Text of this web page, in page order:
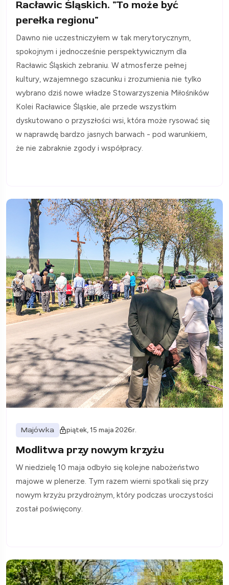
Racławic Śląskich. "To może być
perełka regionu"
Dawno nie uczestniczyłem w tak merytorycznym,
spokojnym i jednocześnie perspektywicznym dla
Racławic Śląskich zebraniu. W atmosferze pełnej
kultury, wzajemnego szacunku i zrozumienia nie tylko
wybrano dziś nowe władze Stowarzyszenia Miłośników
Kolei Racławice Śląskie, ale przede wszystkim
dyskutowano o przyszłości wsi, która może rysować się
w naprawdę bardzo jasnych barwach - pod warunkiem,
że nie zabraknie zgody i współpracy.
Majówka piątek, 15 maja 2026r.
Modlitwa przy nowym krzyżu
W niedzielę 10 maja odbyło się kolejne nabożeństwo
majowe w plenerze. Tym razem wierni spotkali się przy
nowym krzyżu przydrożnym, który podczas uroczystości
został poświęcony.